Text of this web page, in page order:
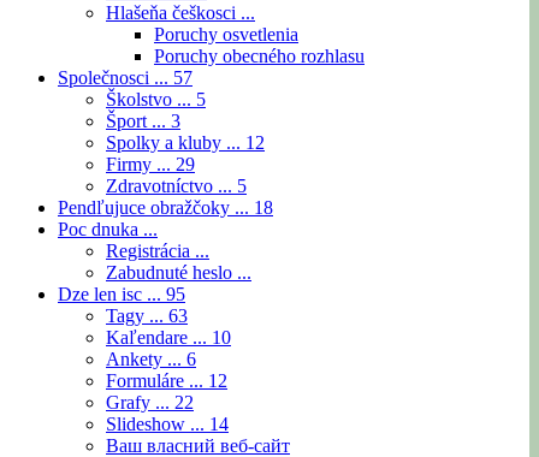
Hlašeňa češkosci ...
Poruchy osvetlenia
Poruchy obecného rozhlasu
Společnosci ... 57
Školstvo ... 5
Šport ... 3
Spolky a kluby ... 12
Firmy ... 29
Zdravotníctvo ... 5
Pendľujuce obražčoky ... 18
Poc dnuka ...
Registrácia ...
Zabudnuté heslo ...
Dze len isc ... 95
Tagy ... 63
Kaľendare ... 10
Ankety ... 6
Formuláre ... 12
Grafy ... 22
Slideshow ... 14
Ваш власний веб-сайт